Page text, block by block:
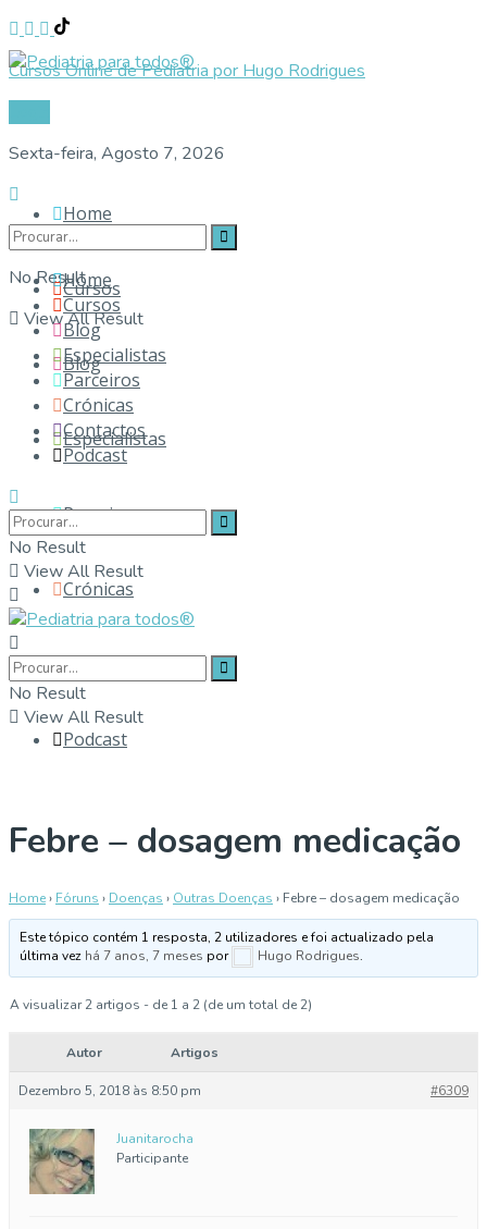
Cursos Online de Pediatria por Hugo Rodrigues
Sexta-feira, Agosto 7, 2026
No Result
View All Result
Home
Cursos
Blog
Especialistas
Parceiros
Crónicas
Contactos
Podcast
Home
Cursos
Blog
Especialistas
Parceiros
Crónicas
Contactos
Podcast
No Result
View All Result
No Result
View All Result
Febre – dosagem medicação
Home› Fóruns › Doenças › Outras Doenças › Febre – dosagem medicação
Este tópico contém 1 resposta, 2 utilizadores e foi actualizado pela
última vez há 7 anos, 7 meses por Hugo Rodrigues.
A visualizar 2 artigos - de 1 a 2 (de um total de 2)
Autor Artigos
Dezembro 5, 2018 às 8:50 pm #6309
Juanitarocha
Participante